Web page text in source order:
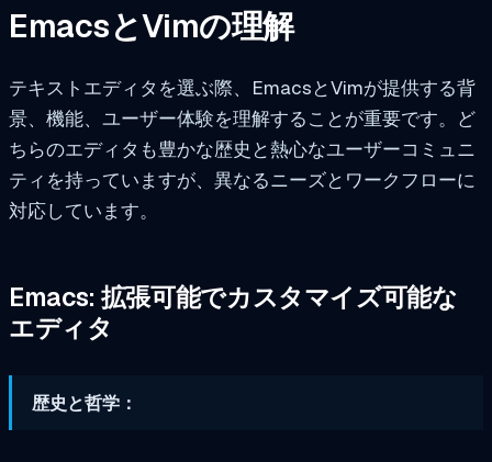
EmacsとVimの理解
テキストエディタを選ぶ際、EmacsとVimが提供する背
景、機能、ユーザー体験を理解することが重要です。ど
ちらのエディタも豊かな歴史と熱心なユーザーコミュニ
ティを持っていますが、異なるニーズとワークフローに
対応しています。
Emacs: 拡張可能でカスタマイズ可能な
エディタ
歴史と哲学：